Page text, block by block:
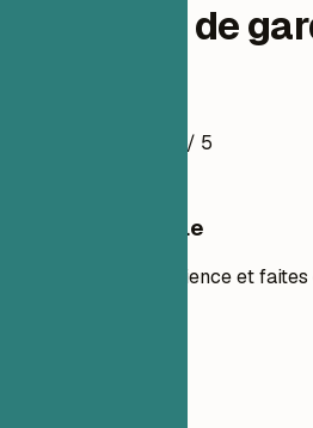
Directrice de
/ 5
Utiliser ce modèle
Ajoutez votre expérience et